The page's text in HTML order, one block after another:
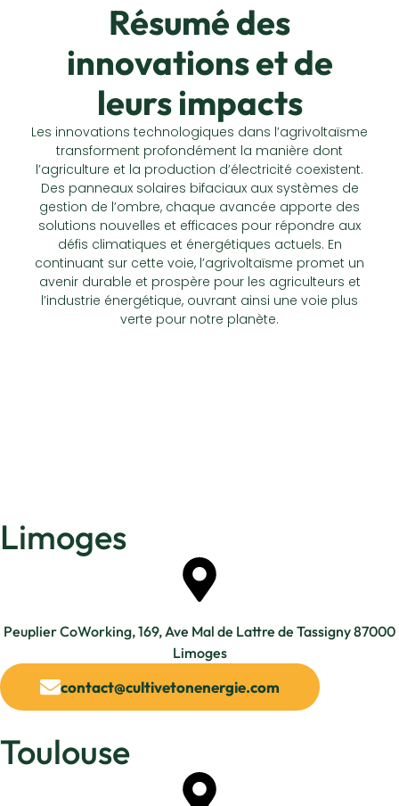
Résumé des
innovations et de
leurs impacts
Les innovations technologiques dans l’agrivoltaïsme
transforment profondément la manière dont
l’agriculture et la production d’électricité coexistent.
Des panneaux solaires bifaciaux aux systèmes de
gestion de l’ombre, chaque avancée apporte des
solutions nouvelles et efficaces pour répondre aux
défis climatiques et énergétiques actuels. En
continuant sur cette voie, l’agrivoltaïsme promet un
avenir durable et prospère pour les agriculteurs et
l’industrie énergétique, ouvrant ainsi une voie plus
verte pour notre planète.
Limoges
Peuplier CoWorking, 169, Ave Mal de Lattre de Tassigny 87000
Limoges
contact@cultivetonenergie.com
Toulouse